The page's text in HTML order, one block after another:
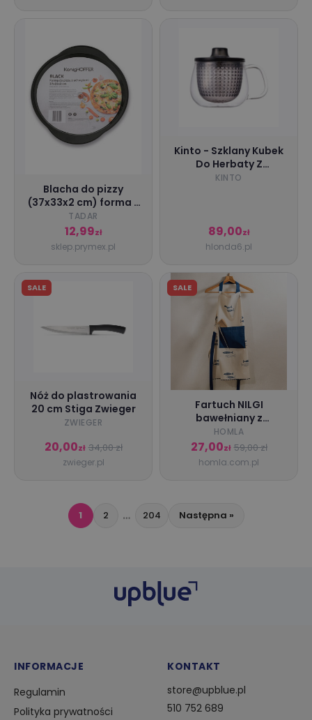
Blacha do pizzy
(37x33x2 cm) forma z
uchwytami, czarna
KonigHoffer
TADAR
12,99zł
sklep.prymex.pl
Kinto - Szklany Kubek
Do Herbaty Z
Zaparzaczem Unitea
KINTO
89,00zł
hlonda6.pl
SALE
Nóż do plastrowania
20 cm Stiga Zwieger
ZWIEGER
20,00zł 34,00 zł
zwieger.pl
SALE
Fartuch NILGI
bawełniany z
motywem morskim
60x80cm
HOMLA
27,00zł 59,00 zł
homla.com.pl
1 2 … 204 Następna »
INFORMACJE
Regulamin
Polityka prywatności
KONTAKT
store@upblue.pl
510 752 689